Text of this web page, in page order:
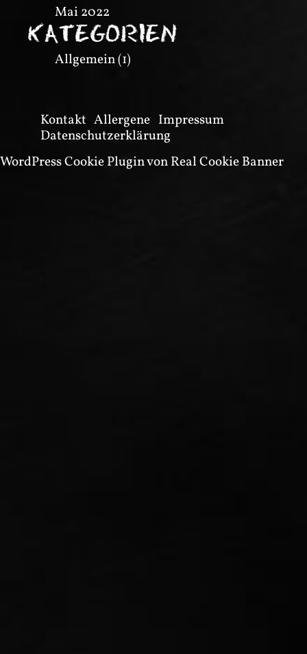
Mai 2022
KATEGORIEN
Allgemein(1)
Kontakt Allergene Impressum
Datenschutzerklärung
WordPress Cookie Plugin von Real Cookie Banner